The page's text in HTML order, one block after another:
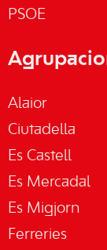
PSOE
Alaior
Ciutadella
Es Castell
Es Mercadal
Es Migjorn
Ferreries